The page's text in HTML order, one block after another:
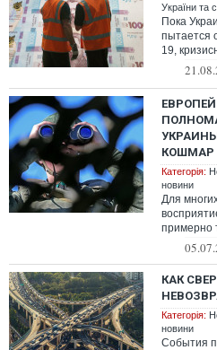
України та
Пока
пытается
19,
КОШМАР
Категорія:
новини
Для
примерно
КАК
Категорія:
новини
События